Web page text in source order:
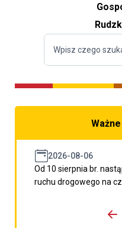
2026-08-06
Od 10 sierpnia br.
ruchu drogowego na
porzpedniego komunikatu